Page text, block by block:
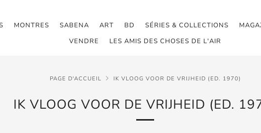
MONTRES SABENA ART BD SÉRIES & COLLECTIONS
VENDRE
LES AMIS DES CHOSES DE L'AIR
PAGE D'ACCUEIL IK VLOOG VOOR DE VRIJHEID (ED. 1970)
IK VLOOG VOOR DE VRIJHEID (ED.